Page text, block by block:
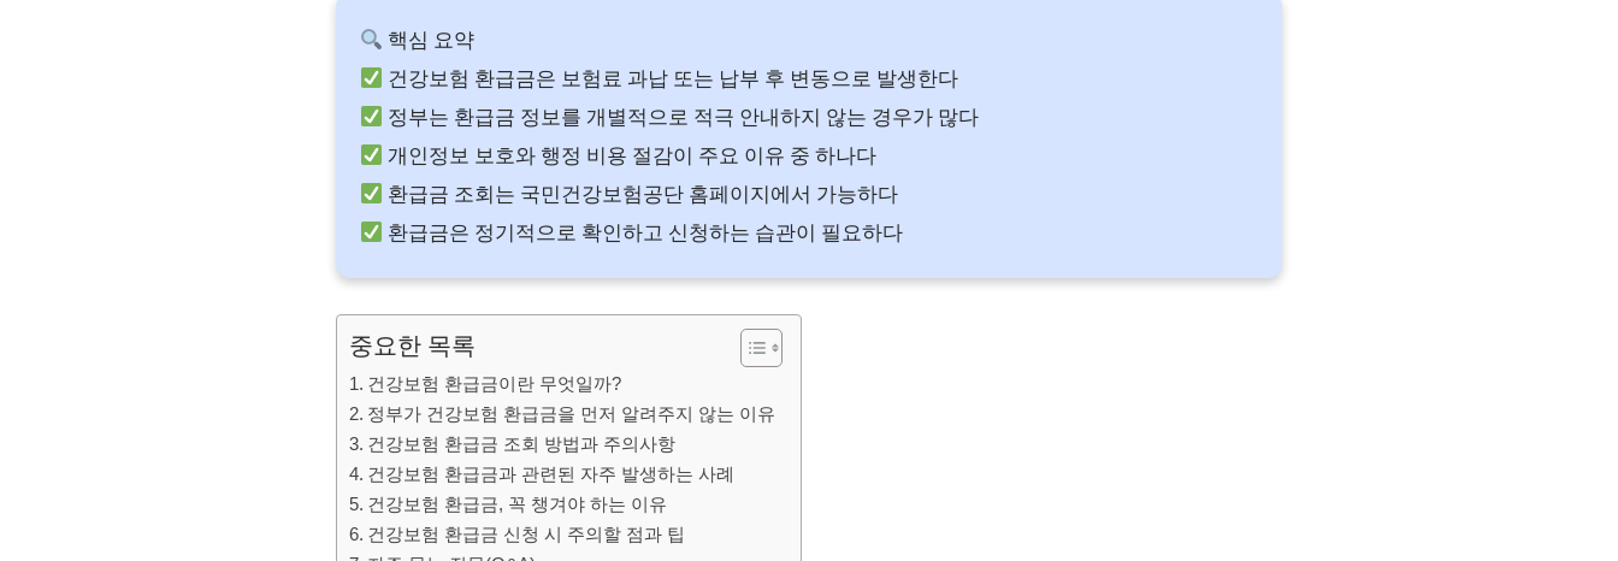
핵심 요약
건강보험 환급금은 보험료 과납 또는 납부 후 변동으로 발생한다
정부는 환급금 정보를 개별적으로 적극 안내하지 않는 경우가 많다
개인정보 보호와 행정 비용 절감이 주요 이유 중 하나다
환급금 조회는 국민건강보험공단 홈페이지에서 가능하다
환급금은 정기적으로 확인하고 신청하는 습관이 필요하다
중요한 목록
건강보험 환급금이란 무엇일까?
정부가 건강보험 환급금을 먼저 알려주지 않는 이유
건강보험 환급금 조회 방법과 주의사항
건강보험 환급금과 관련된 자주 발생하는 사례
건강보험 환급금, 꼭 챙겨야 하는 이유
건강보험 환급금 신청 시 주의할 점과 팁